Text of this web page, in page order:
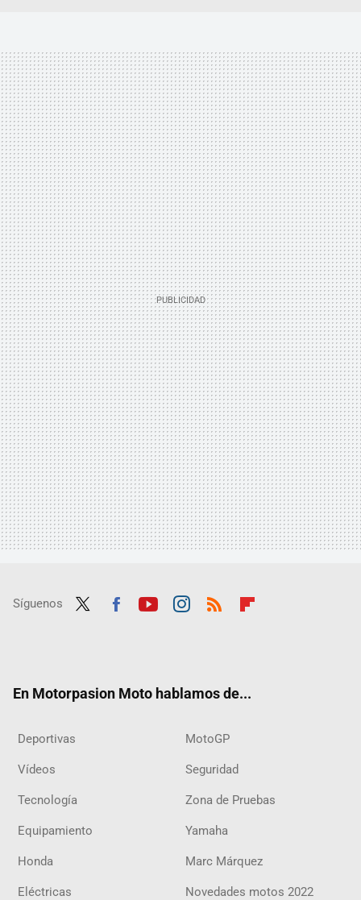
Síguenos
En Motorpasion Moto hablamos de...
Deportivas MotoGP
Vídeos Seguridad
Tecnología Zona de Pruebas
Equipamiento Yamaha
Honda Marc Márquez
Eléctricas Novedades motos 2022